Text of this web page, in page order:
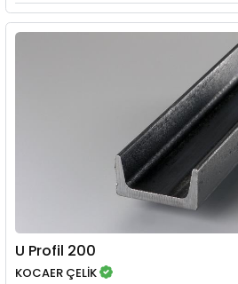
U Profil 200
KOCAER ÇELİK